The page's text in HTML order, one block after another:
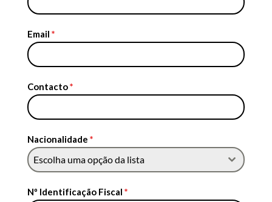
Email *
Contacto*
Nacionalidade *
Escolha uma opção da lista
Nº Identificação Fiscal *